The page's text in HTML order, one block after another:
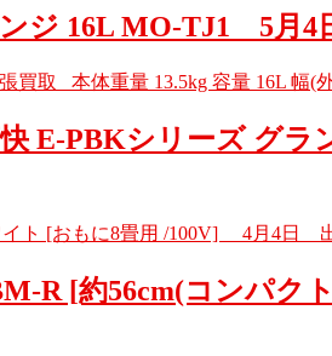
ジ 16L MO-TJ1 5月4
本体重量 13.5kg 容量 16L 幅(
E-PBKシリーズ グ
ト [おもに8畳用 /100V] 4月4日
R [約56cm(コンパク